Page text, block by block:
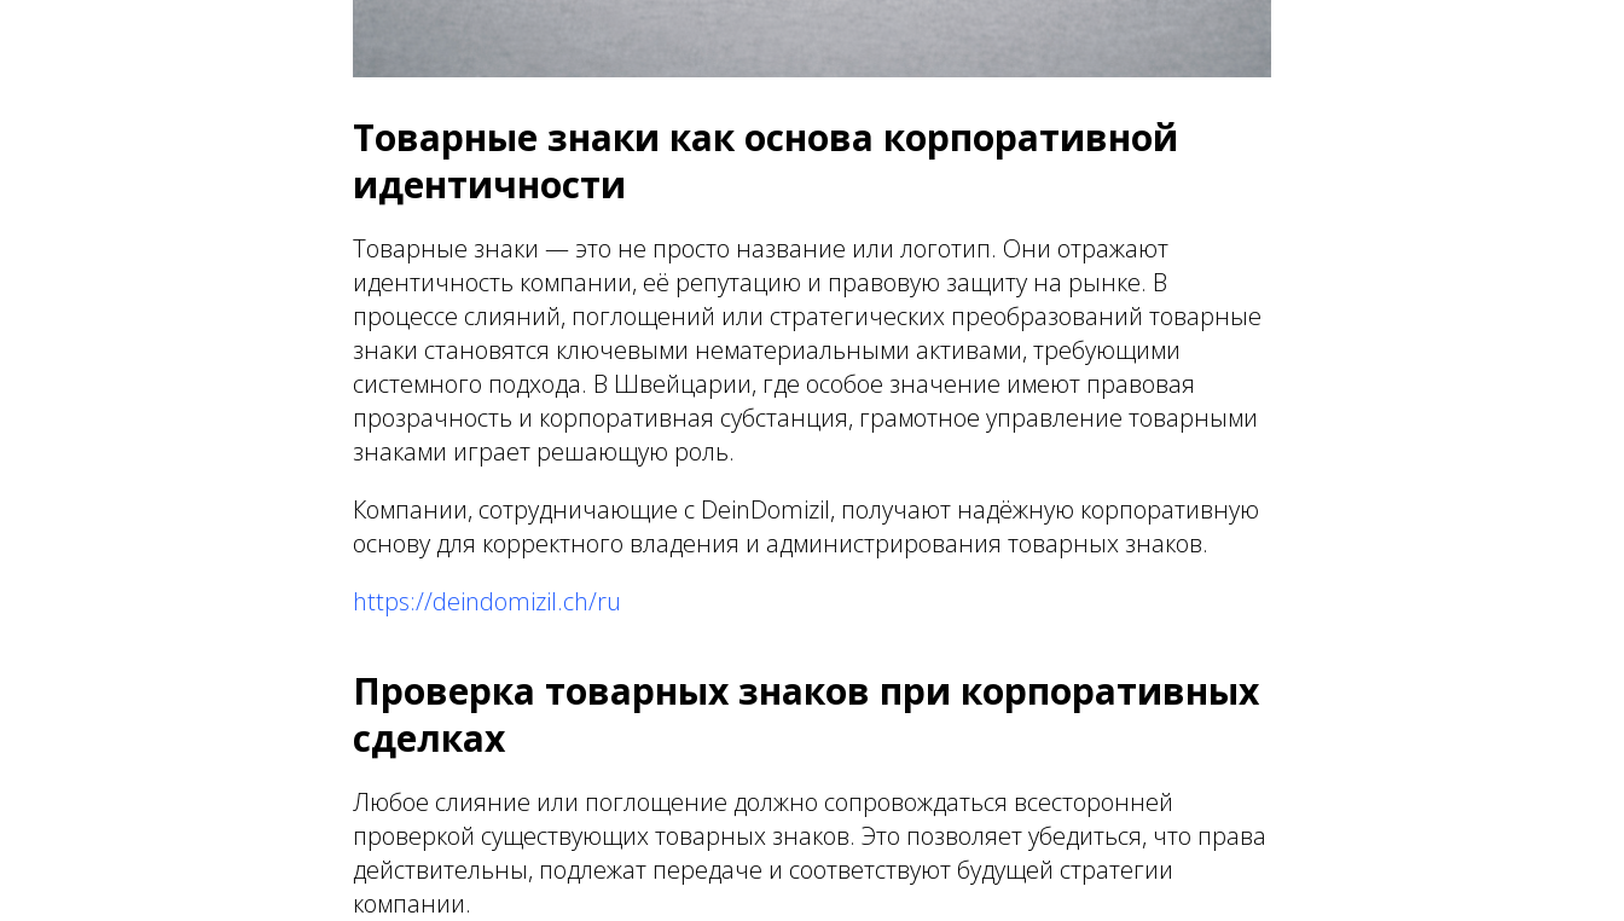
Товарные знаки как основа корпоративной
идентичности
Товарные знаки — это не просто название или логотип. Они отражают
идентичность компании, её репутацию и правовую защиту на рынке. В
процессе слияний, поглощений или стратегических преобразований товарные
знаки становятся ключевыми нематериальными активами, требующими
системного подхода. В Швейцарии, где особое значение имеют правовая
прозрачность и корпоративная субстанция, грамотное управление товарными
знаками играет решающую роль.
Компании, сотрудничающие с DeinDomizil, получают надёжную корпоративную
основу для корректного владения и администрирования товарных знаков.
https://deindomizil.ch/ru
Проверка товарных знаков при корпоративных
сделках
Любое слияние или поглощение должно сопровождаться всесторонней
проверкой существующих товарных знаков. Это позволяет убедиться, что права
действительны, подлежат передаче и соответствуют будущей стратегии
компании.